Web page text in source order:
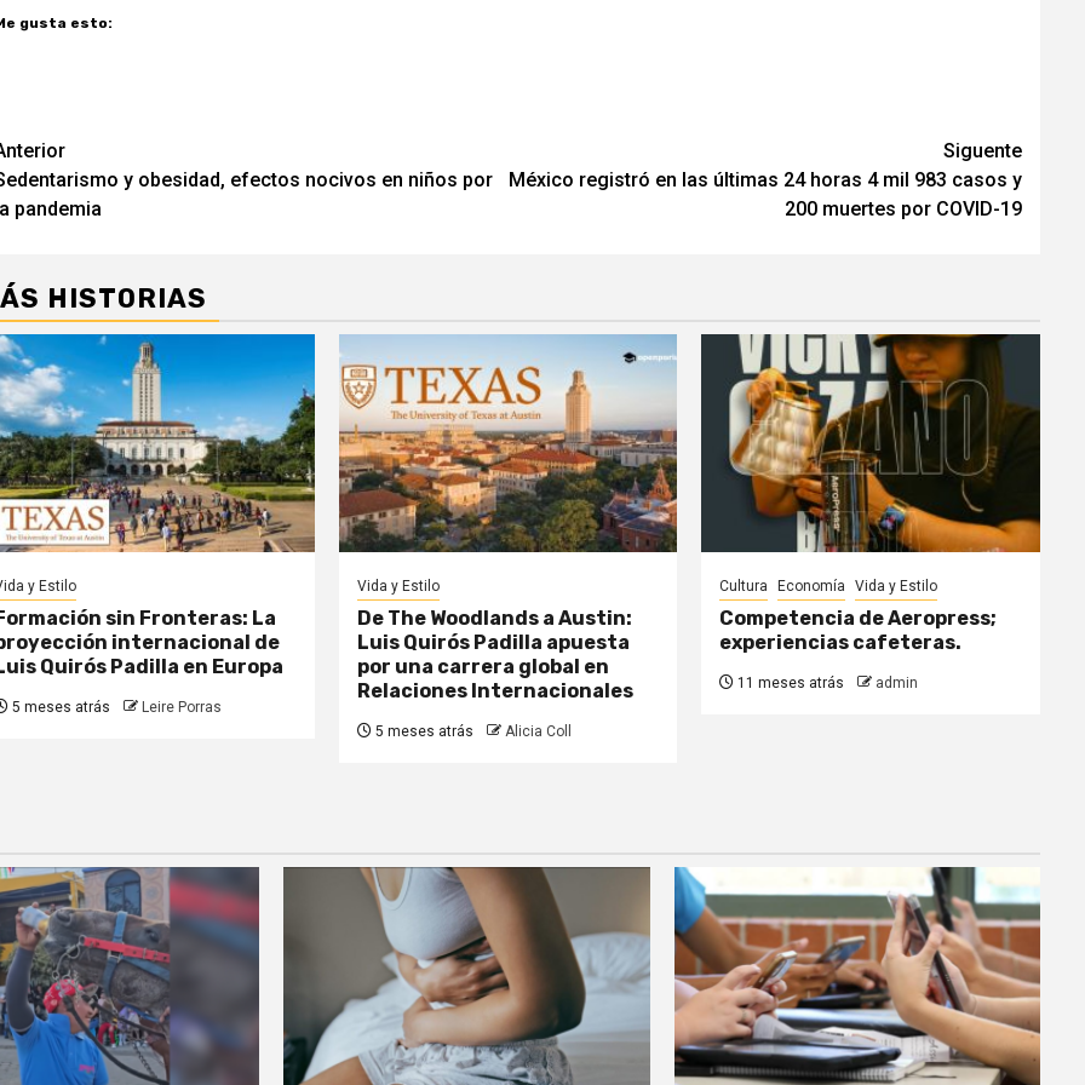
gusta esto:
y obesidad, efectos nocivos en niños por
pandemia
Siguente
México registró en las últimas 24 horas 4 mil 983 casos y
200 muertes por COVID-19
HISTORIAS
y Estilo
sin Fronteras: La
internacional de
Quirós Padilla en Europa
5 meses atrás Leire Porras
Vida y Estilo
De The Woodlands a Austin:
Luis Quirós Padilla apuesta
por una carrera global en
Relaciones Internacionales
5 meses atrás Alicia Coll
Cultura Economía Vida y Estilo
Competencia de Aeropress;
experiencias cafeteras.
11 meses atrás admin